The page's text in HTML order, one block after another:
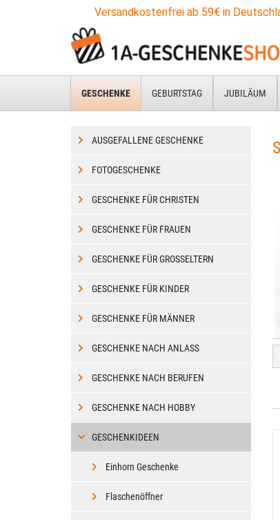
Versandkostenfrei ab 59€ in
GESCHENKE GEBURTSTAG JUBILÄUM
AUSGEFALLENE GESCHENKE
FOTOGESCHENKE
GESCHENKE FÜR CHRISTEN
GESCHENKE FÜR FRAUEN
GESCHENKE FÜR GROSSELTERN
GESCHENKE FÜR KINDER
GESCHENKE FÜR MÄNNER
GESCHENKE NACH ANLASS
GESCHENKE NACH BERUFEN
GESCHENKE NACH HOBBY
GESCHENKIDEEN
Einhorn Geschenke
Flaschenöffner